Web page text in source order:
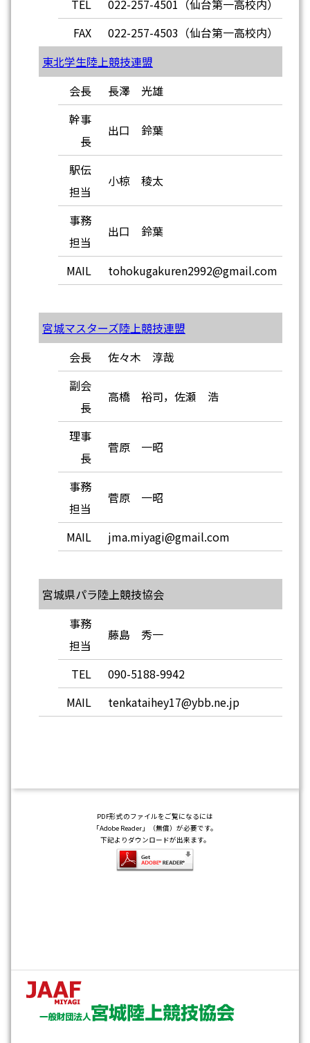
TEL
022-257-4501（仙台第一高校内）
FAX
022-257-4503（仙台第一高校内）
東北学生陸上競技連盟
会長
長澤 光雄
幹事
長
出口 鈴葉
駅伝
担当
小椋 稜太
事務
担当
出口 鈴葉
MAIL tohokugakuren2992@gmail.com
宮城マスターズ陸上競技連盟
会長
佐々木 淳哉
副会
長
高橋 裕司，佐瀬 浩
理事
長
菅原 一昭
事務
担当
菅原 一昭
MAIL jma.miyagi@gmail.com
宮城県パラ陸上競技協会
事務
担当
藤島 秀一
TEL
090-5188-9942
MAIL
tenkataihey17@ybb.ne.jp
PDF形式のファイルをご覧になるには
「Adobe Reader」（無償）が必要です。
下記よりダウンロードが出来ます。